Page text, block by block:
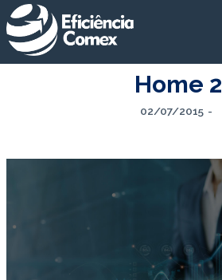
Home 2
02/07/2015 -